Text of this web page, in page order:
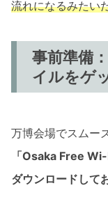
流れになるみたい
事前準備
イルをゲ
万博会場でスムー
「Osaka Free
ダウンロードして